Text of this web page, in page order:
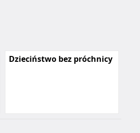
Dzieciństwo bez próchnicy